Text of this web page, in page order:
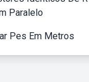
Paralelo
Pes Em Metros